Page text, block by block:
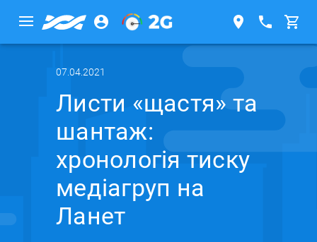
07.04.2021
Листи «щастя» та
шантаж:
хронологія тиску
медіагруп на
Ланет